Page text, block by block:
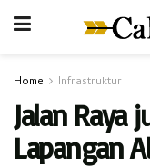
Home Infrastruktur
Jalan Raya
Lapangan